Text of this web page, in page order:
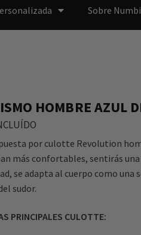
Sobre
HOMBRE AZUL
por culotte Revolution
más confortables, sentirás
se adapta al cuerpo como
sudor.
PRINCIPALES CULOTTE: